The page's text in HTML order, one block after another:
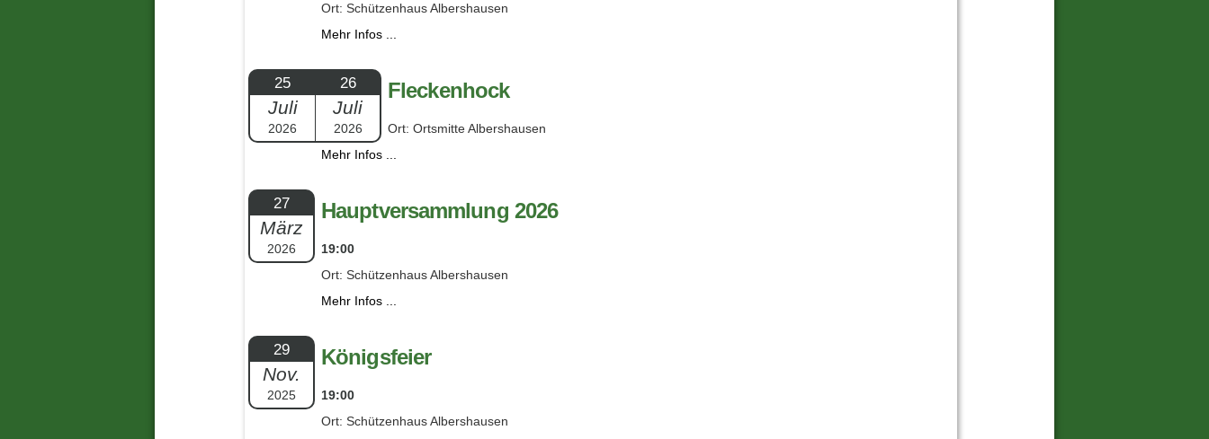
Ort: Schützenhaus Albershausen
Mehr Infos ...
25
Juli
2026
26
Juli
2026
Fleckenhock
Ort: Ortsmitte Albershausen
Mehr Infos ...
27
März
2026
Hauptversammlung 2026
19:00
Ort: Schützenhaus Albershausen
Mehr Infos ...
29
Nov.
2025
Königsfeier
19:00
Ort: Schützenhaus Albershausen